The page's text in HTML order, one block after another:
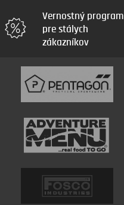
Vernostný program
pre stálych
zákazníkov